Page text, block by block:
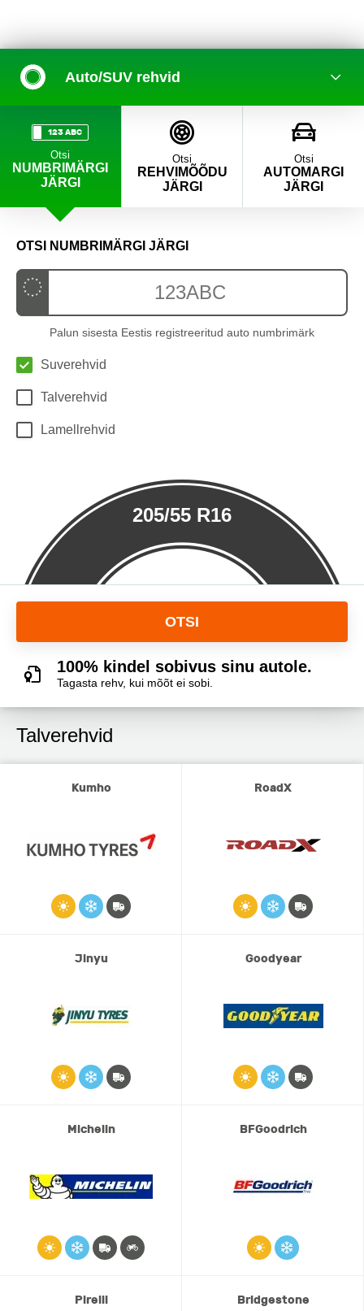
Auto/SUV rehvid
123 ABC
Otsi
NUMBRIMÄRGI
JÄRGI
Otsi
REHVIMÕÕDU
JÄRGI
Otsi
AUTOMARGI
JÄRGI
OTSI NUMBRIMÄRGI JÄRGI
Palun sisesta Eestis registreeritud auto numbrimärk
Suverehvid
Talverehvid
Lamellrehvid
205/55 R16
OTSI
100% kindel sobivus sinu autole.
Tagasta rehv, kui mõõt ei sobi.
Talverehvid
Kumho RoadX
Jinyu Goodyear
Michelin BFGoodrich
Pirelli Bridgestone